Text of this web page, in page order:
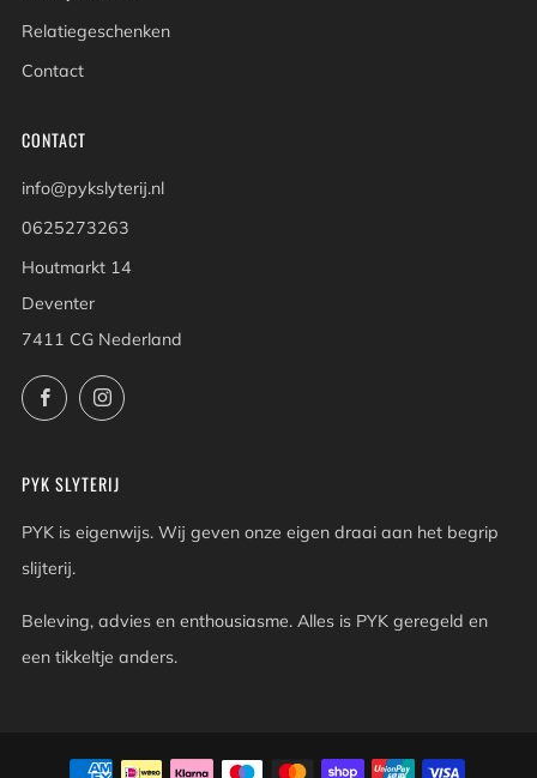
Relatiegeschenken
Contact
CONTACT
info@pykslyterij.nl
0625273263
Houtmarkt 14
Deventer
7411 CG Nederland
FacebookInstagram
PYK SLYTERIJ
PYK is eigenwijs. Wij geven onze eigen draai aan het begrip
slijterij.
Beleving, advies en enthousiasme. Alles is PYK geregeld en
een tikkeltje anders.